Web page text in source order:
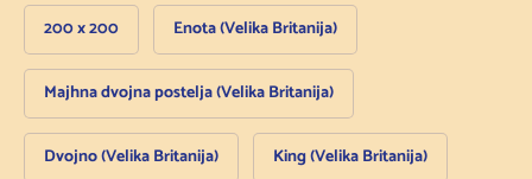
200 x 200 Enota (Velika Britanija)
Majhna dvojna postelja (Velika Britanija)
Dvojno (Velika Britanija) King (Velika Britanija)